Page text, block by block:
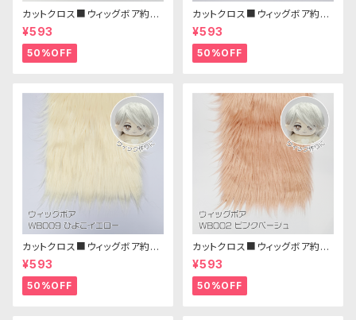
カットクロス■ウィッグボア約8c
m(ブラック)WB006ボア生地 2
5cm × 45cm
¥593
50%OFF
カットクロス■ウィッグボア約8c
m(ペールグレー)WB013 ボア
生地 25cm × 45cm
¥593
50%OFF
カットクロス■ウィッグボア約8c
m(ひよこイエロー)WB009ボア
生地 25cm × 45cm
¥593
50%OFF
カットクロス■ウィッグボア約8c
m(ピンクベージュ)WB002ボア
生地 25cm × 45cm
¥593
50%OFF